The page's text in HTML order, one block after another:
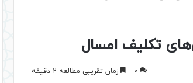
تکلیف امسال
0 زمان تقریبی مطالعه 2 دقیقه